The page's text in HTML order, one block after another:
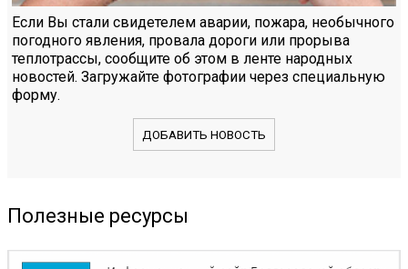
Если Вы стали свидетелем аварии, пожара, необычного
погодного явления, провала дороги или прорыва
теплотрассы, сообщите об этом в ленте народных
новостей. Загружайте фотографии через специальную
форму.
ДОБАВИТЬ НОВОСТЬ
Полезные ресурсы